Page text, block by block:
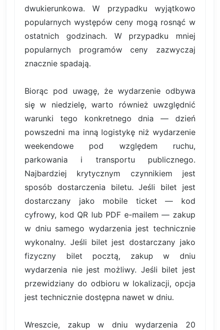
dwukierunkowa. W przypadku wyjątkowo
popularnych występów ceny mogą rosnąć w
ostatnich godzinach. W przypadku mniej
popularnych programów ceny zazwyczaj
znacznie spadają.
Biorąc pod uwagę, że wydarzenie odbywa
się w niedzielę, warto również uwzględnić
warunki tego konkretnego dnia — dzień
powszedni ma inną logistykę niż wydarzenie
weekendowe pod względem ruchu,
parkowania i transportu publicznego.
Najbardziej krytycznym czynnikiem jest
sposób dostarczenia biletu. Jeśli bilet jest
dostarczany jako mobile ticket — kod
cyfrowy, kod QR lub PDF e-mailem — zakup
w dniu samego wydarzenia jest technicznie
wykonalny. Jeśli bilet jest dostarczany jako
fizyczny bilet pocztą, zakup w dniu
wydarzenia nie jest możliwy. Jeśli bilet jest
przewidziany do odbioru w lokalizacji, opcja
jest technicznie dostępna nawet w dniu.
Wreszcie, zakup w dniu wydarzenia 20